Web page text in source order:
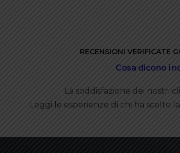
RECENSIONI VERIFICATE
Cosa dicono i
La soddisfazione dei nostri
Leggi le esperienze di chi ha scelto